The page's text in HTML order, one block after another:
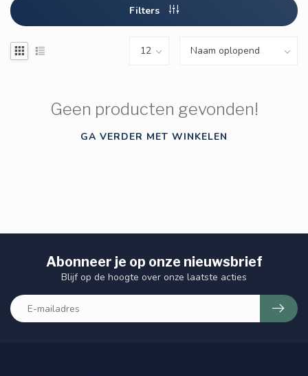
Filters
Geen producten gevonden!
GA VERDER MET WINKELEN
Abonneer je op onze nieuwsbrief
Blijf op de hoogte over onze laatste acties